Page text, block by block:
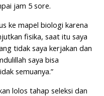
jam 5 sore.
ke mapel biologi karena
fisika, saat itu saya
tidak saya kerjakan dan
saya bisa
semuanya.”
lolos tahap seleksi dan